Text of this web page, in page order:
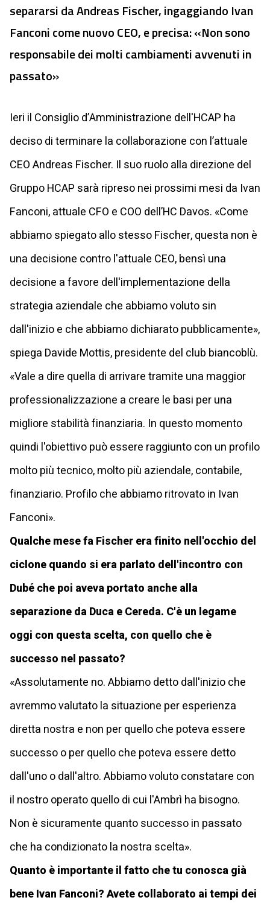
separarsi da Andreas Fischer, ingaggiando Ivan
Fanconi come nuovo CEO, e precisa: «Non sono
responsabile dei molti cambiamenti avvenuti in
passato»
Ieri il Consiglio d’Amministrazione dell'HCAP ha
deciso di terminare la collaborazione con l’attuale
CEO Andreas Fischer. Il suo ruolo alla direzione del
Gruppo HCAP sarà ripreso nei prossimi mesi da Ivan
Fanconi, attuale CFO e COO dell’HC Davos. «Come
abbiamo spiegato allo stesso Fischer, questa non è
una decisione contro l'attuale CEO, bensì una
decisione a favore dell'implementazione della
strategia aziendale che abbiamo voluto sin
dall'inizio e che abbiamo dichiarato pubblicamente»,
spiega Davide Mottis, presidente del club biancoblù.
«Vale a dire quella di arrivare tramite una maggior
professionalizzazione a creare le basi per una
migliore stabilità finanziaria. In questo momento
quindi l'obiettivo può essere raggiunto con un profilo
molto più tecnico, molto più aziendale, contabile,
finanziario. Profilo che abbiamo ritrovato in Ivan
Fanconi».
Qualche mese fa Fischer era finito nell'occhio del
ciclone quando si era parlato dell'incontro con
Dubé che poi aveva portato anche alla
separazione da Duca e Cereda. C'è un legame
oggi con questa scelta, con quello che è
successo nel passato?
«Assolutamente no. Abbiamo detto dall'inizio che
avremmo valutato la situazione per esperienza
diretta nostra e non per quello che poteva essere
successo o per quello che poteva essere detto
dall'uno o dall'altro. Abbiamo voluto constatare con
il nostro operato quello di cui l'Ambrì ha bisogno.
Non è sicuramente quanto successo in passato
che ha condizionato la nostra scelta».
Quanto è importante il fatto che tu conosca già
bene Ivan Fanconi? Avete collaborato ai tempi dei